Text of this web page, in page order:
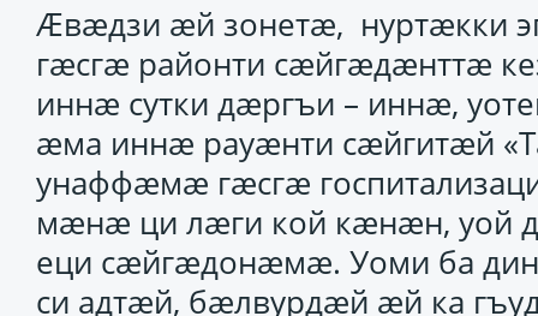
Ӕвӕдзи ӕй зонетӕ, нуртӕкки
гӕсгӕ районти сӕйгӕдӕнттӕ
иннӕ сутки дӕргъи – иннӕ,
ӕма иннӕ рауӕнти сӕйгитӕй
унаффӕмӕ гӕсгӕ
мӕнӕ ци лӕги кой кӕнӕн, уой
еци сӕйгӕдонӕмӕ. Уоми ба
си адтӕй, бӕлвурдӕй ӕй ка